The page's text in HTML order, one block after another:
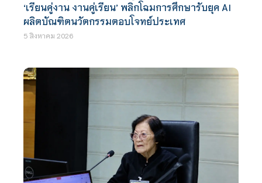
‘เรียนคู่งาน งานคู่เรียน’ พลิกโฉมการศึกษารับยุค AI
ผลิตบัณฑิตนวัตกรรมตอบโจทย์ประเทศ
5 สิงหาคม 2026